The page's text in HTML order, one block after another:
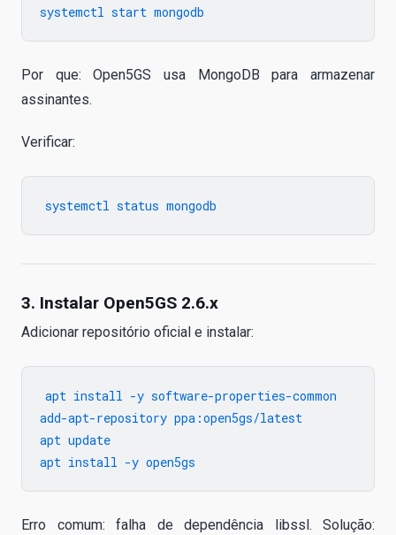
Por que: Open5GS usa MongoDB para armazenar
assinantes.
Verificar:
3. Instalar Open5GS 2.6.x
Adicionar repositório oficial e instalar:
apt install -y software-properties-common
add-apt-repository ppa:open5gs/latest
apt update
Erro comum: falha de dependência libssl. Solução: